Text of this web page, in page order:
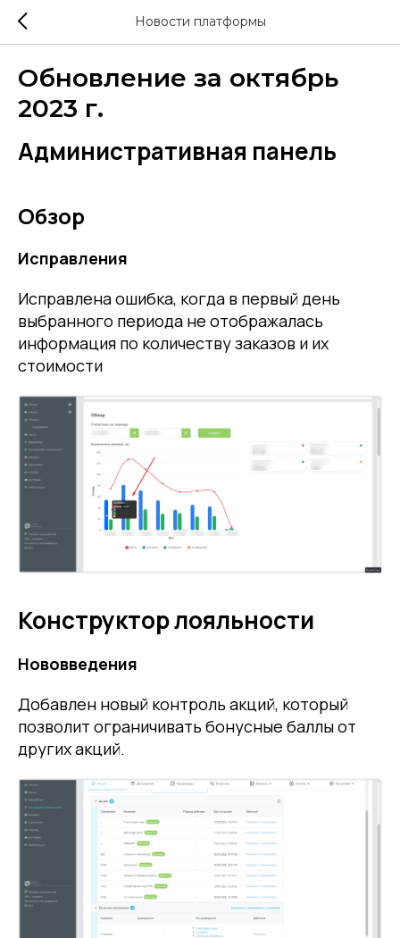
Новости платформы
Обновление за октябрь
2023 г.
Административная панель
Обзор
Исправления
Исправлена ошибка, когда в первый день
выбранного периода не отображалась
информация по количеству заказов и их
стоимости
Конструктор лояльности
Нововведения
Добавлен новый контроль акций, который
позволит ограничивать бонусные баллы от
других акций.